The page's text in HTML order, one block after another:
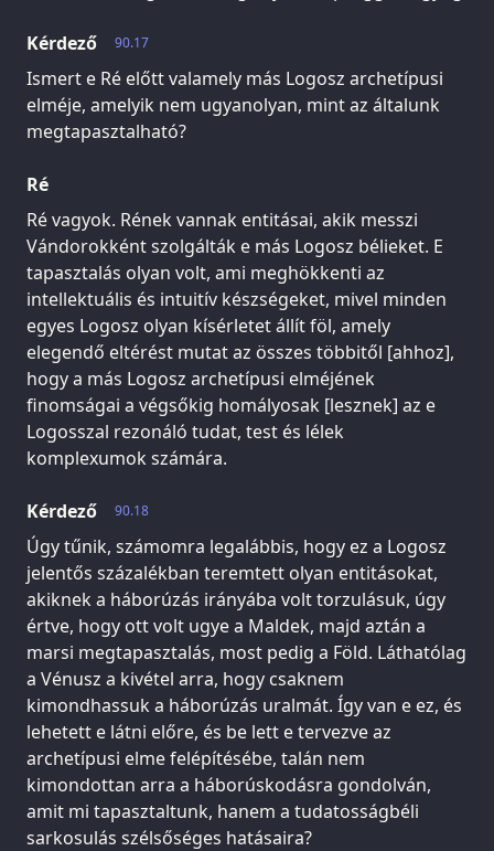
90.17
Kérdező
Ismert e Ré előtt valamely más Logosz archetípusi
elméje, amelyik nem ugyanolyan, mint az általunk
megtapasztalható?
Ré
Ré vagyok. Rének vannak entitásai, akik messzi
Vándorokként szolgálták e más Logosz bélieket. E
tapasztalás olyan volt, ami meghökkenti az
intellektuális és intuitív készségeket, mivel minden
egyes Logosz olyan kísérletet állít föl, amely
elegendő eltérést mutat az összes többitől [ahhoz],
hogy a más Logosz archetípusi elméjének
finomságai a végsőkig homályosak [lesznek] az e
Logosszal rezonáló tudat, test és lélek
komplexumok számára.
90.18
Kérdező
Úgy tűnik, számomra legalábbis, hogy ez a Logosz
jelentős százalékban teremtett olyan entitásokat,
akiknek a háborúzás irányába volt torzulásuk, úgy
értve, hogy ott volt ugye a Maldek, majd aztán a
marsi megtapasztalás, most pedig a Föld. Láthatólag
a Vénusz a kivétel arra, hogy csaknem
kimondhassuk a háborúzás uralmát. Így van e ez, és
lehetett e látni előre, és be lett e tervezve az
archetípusi elme felépítésébe, talán nem
kimondottan arra a háborúskodásra gondolván,
amit mi tapasztaltunk, hanem a tudatosságbéli
sarkosulás szélsőséges hatásaira?